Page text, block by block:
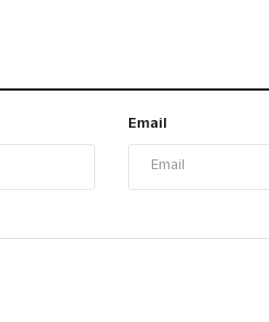
Email